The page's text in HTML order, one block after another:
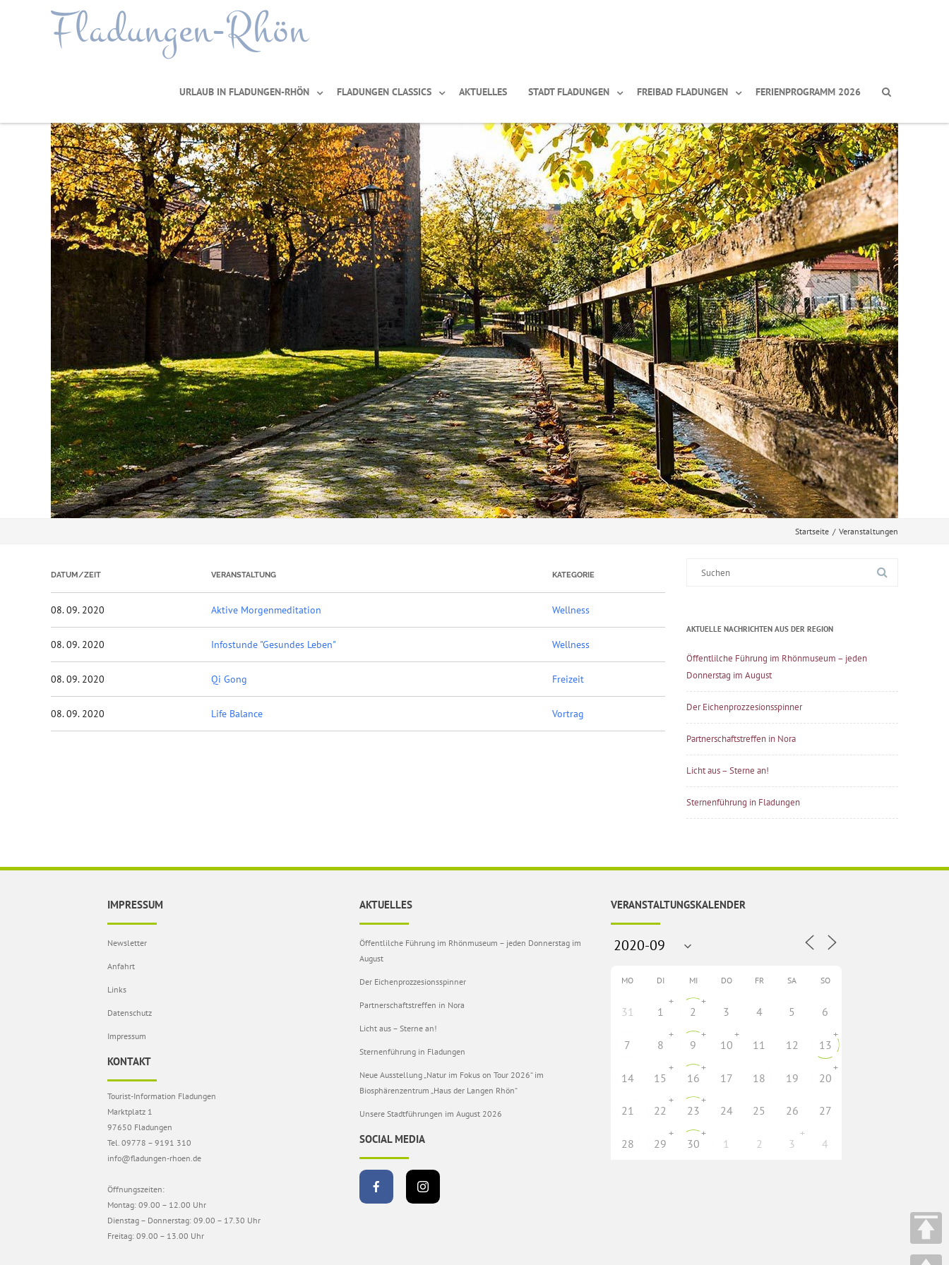
Fladungen-Rhön
URLAUB IN FLADUNGEN-RHÖN FLADUNGEN CLASSICS AKTUELLES STADT FLADUNGEN FREIBAD FLADUNGEN FERIENPROGRAMM 2026
Startseite / Veranstaltungen
DATUM/ZEIT VERANSTALTUNG KATEGORIE
08. 09. 2020 Aktive Morgenmeditation Wellness
08. 09. 2020 Infostunde "Gesundes Leben" Wellness
08. 09. 2020 Qi Gong Freizeit
08. 09. 2020 Life Balance Vortrag
AKTUELLE NACHRICHTEN AUS DER REGION
Öffentlilche Führung im Rhönmuseum – jeden
Donnerstag im August
Der Eichenprozzesionsspinner
Partnerschaftstreffen in Nora
Licht aus – Sterne an!
Sternenführung in Fladungen
IMPRESSUM
Newsletter
Anfahrt
Links
Datenschutz
Impressum
KONTAKT
Tourist-Information Fladungen
Marktplatz 1
97650 Fladungen
Tel. 09778 – 9191 310
info@fladungen-rhoen.de
Öffnungszeiten:
Montag: 09.00 – 12.00 Uhr
Dienstag – Donnerstag: 09.00 – 17.30 Uhr
Freitag: 09.00 – 13.00 Uhr
AKTUELLES
Öffentlilche Führung im Rhönmuseum – jeden Donnerstag im
August
Der Eichenprozzesionsspinner
Partnerschaftstreffen in Nora
Licht aus – Sterne an!
Sternenführung in Fladungen
Neue Ausstellung „Natur im Fokus on Tour 2026“ im
Biosphärenzentrum „Haus der Langen Rhön“
Unsere Stadtführungen im August 2026
SOCIAL MEDIA
VERANSTALTUNGSKALENDER
MO DI MI DO FR SA SO
31 1
+
2
+
3 4 5 6
7 8
+
9
+
10
+
11 12 13
+
14 15
+
16
+
17 18 19 20
+
21 22
+
23
+
24 25 26 27
28 29
+
30
+
1 2 3
+
4